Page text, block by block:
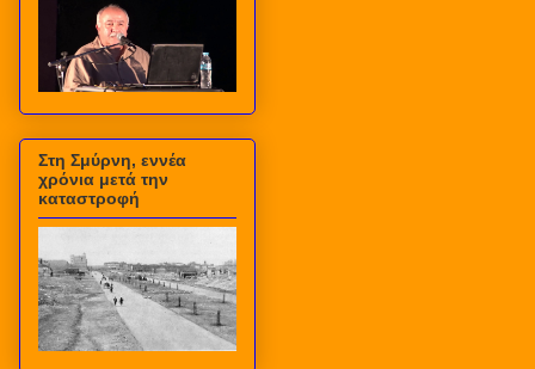
Στη Σμύρνη, εννέα
χρόνια μετά την
καταστροφή